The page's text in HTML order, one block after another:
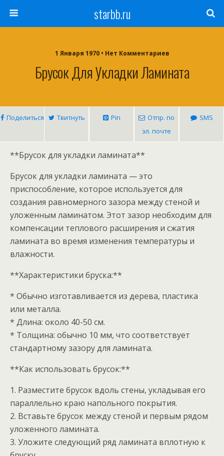
starbb.ru
1 Января 1970 • Нет Комментариев
Брусок Для Укладки Ламината
Поделиться Твитнуть Pin
Отпр. по
эл. почте
SMS
**Брусок для укладки ламината**
Брусок для укладки ламината — это
приспособление, которое используется для
создания равномерного зазора между стеной и
уложенным ламинатом. Этот зазор необходим для
компенсации теплового расширения и сжатия
ламината во время изменения температуры и
влажности.
**Характеристики бруска:**
* Обычно изготавливается из дерева, пластика
или металла.
* Длина: около 40-50 см.
* Толщина: обычно 10 мм, что соответствует
стандартному зазору для ламината.
**Как использовать брусок:**
1. Разместите брусок вдоль стены, укладывая его
параллельно краю напольного покрытия.
2. Вставьте брусок между стеной и первым рядом
уложенного ламината.
3. Уложите следующий ряд ламината вплотную к